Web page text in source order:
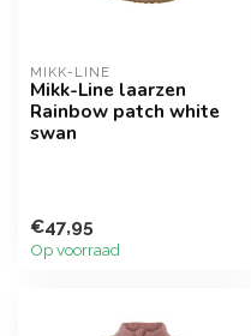
MIKK-LINE
Mikk-Line laarzen
Rainbow patch white
swan
€47,95
Op voorraad